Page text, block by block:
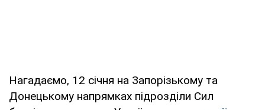
Нагадаємо, 12 січня на Запорізькому та
Донецькому напрямках підрозділи Сил